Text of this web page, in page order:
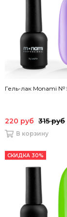
Гель-лак Monami №
220 руб 315 руб
В корзину
СКИДКА 30%